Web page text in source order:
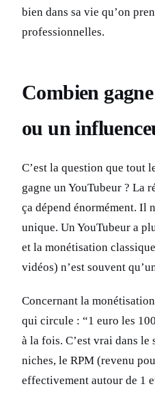
bien dans sa vie qu’on
professionnelles.
Combien
ou un
C’est la question que tout
gagne un YouTubeur ? La
ça dépend énormément. Il
unique. Un YouTubeur a
et la monétisation
vidéos) n’est souvent
Concernant la
qui circule : “1 euro les
à la fois. C’est vrai dans le
niches, le RPM (revenu
effectivement autour de 1